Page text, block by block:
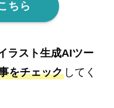
ちら
ラスト生成AIツー
をチェックしてく